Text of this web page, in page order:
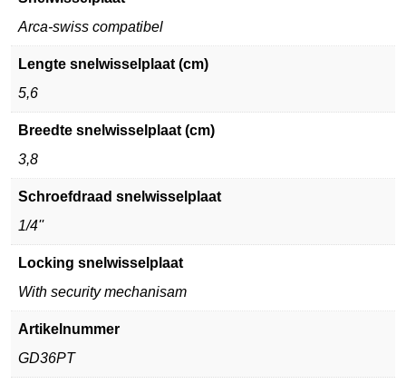
Arca-swiss compatibel
Lengte snelwisselplaat (cm)
5,6
Breedte snelwisselplaat (cm)
3,8
Schroefdraad snelwisselplaat
1/4''
Locking snelwisselplaat
With security mechanisam
Artikelnummer
GD36PT